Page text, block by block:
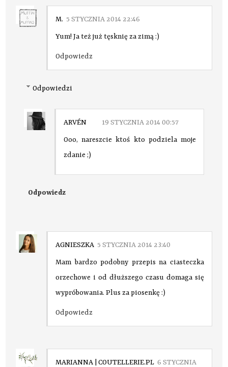
M. 5 STYCZNIA 2014 22:46
Yum! Ja też już tęsknię za zimą :)
Odpowiedz
Odpowiedzi
ARVÉN 19 STYCZNIA 2014 00:57
Ooo, nareszcie ktoś kto podziela moje
zdanie ;)
Odpowiedz
AGNIESZKA 5 STYCZNIA 2014 23:40
Mam bardzo podobny przepis na ciasteczka
orzechowe i od dłuższego czasu domaga się
wypróbowania. Plus za piosenkę :)
Odpowiedz
MARIANNA | COUTELLERIE.PL 6 STYCZNIA